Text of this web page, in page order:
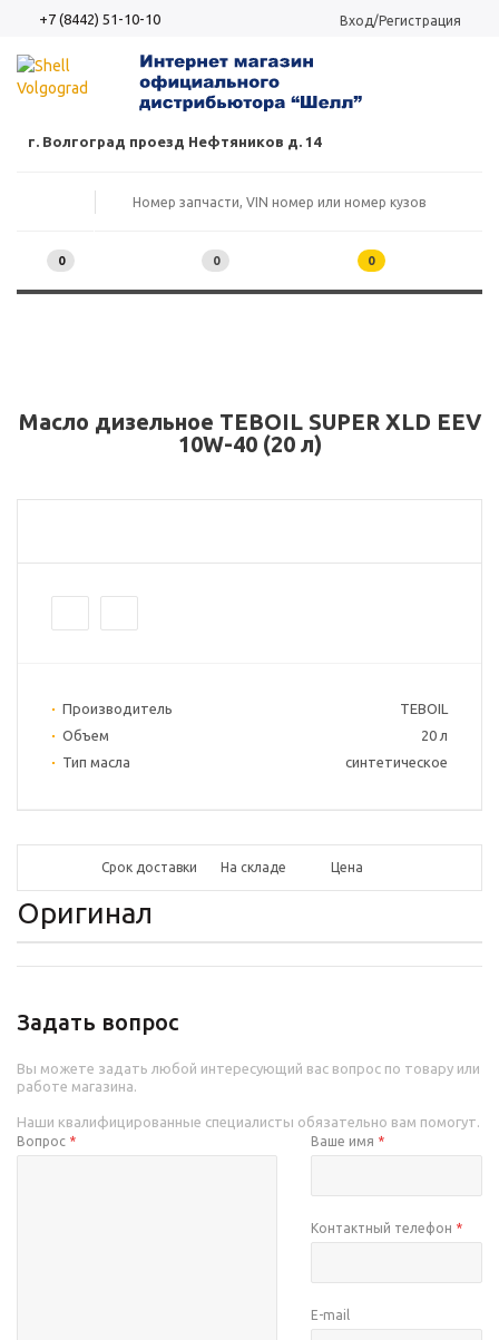
+7 (8442) 51-10-10 Вход/Регистрация
г. Волгоград проезд Нефтяников д. 14
0 0 0
Масло дизельное TEBOIL SUPER XLD EEV
10W-40 (20 л)
Производитель
TEBOIL
Объем
20 л
Тип масла
синтетическое
Срок доставки На складе Цена
Оригинал
Задать вопрос
Вы можете задать любой интересующий вас вопрос по товару или
работе магазина.
Наши квалифицированные специалисты обязательно вам помогут.
Вопрос * Ваше имя *
Контактный телефон *
E-mail